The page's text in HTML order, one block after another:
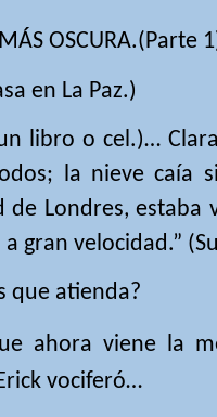
OSCURA.(Parte
en La Paz.)
un libro o cel.)…
la nieve caía
de Londres,
gran velocidad.”
que atienda?
ahora viene la
vociferó…